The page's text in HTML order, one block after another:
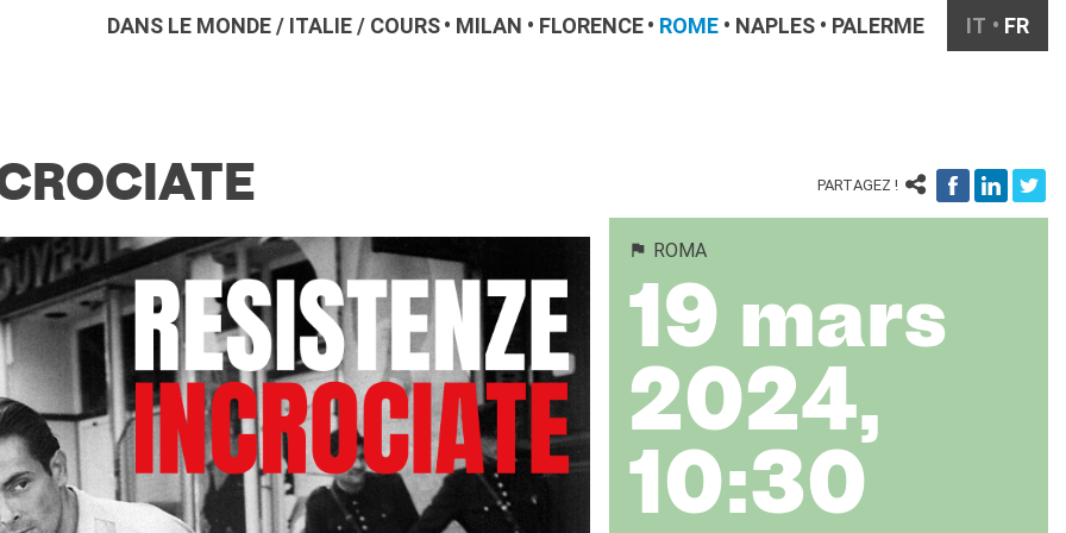
DANS LE MONDE/ ITALIE/ COURS MILAN FLORENCE ROME NAPLES PALERME IT FR
PARTAGEZ !
ROMA
19 mars
2024,
10:30